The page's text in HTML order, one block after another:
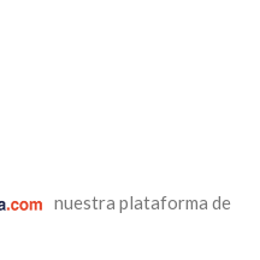
nuestra plataforma de